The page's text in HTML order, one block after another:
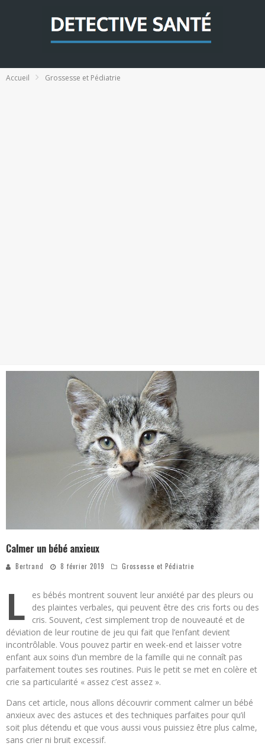
Accueil Grossesse et Pédiatrie
Calmer un bébé anxieux
Bertrand 8 février 2019 Grossesse et Pédiatrie
L
es bébés montrent souvent leur anxiété par des pleurs ou
des plaintes verbales, qui peuvent être des cris forts ou des
cris. Souvent, c’est simplement trop de nouveauté et de
déviation de leur routine de jeu qui fait que l’enfant devient
incontrôlable. Vous pouvez partir en week-end et laisser votre
enfant aux soins d’un membre de la famille qui ne connaît pas
parfaitement toutes ses routines. Puis le petit se met en colère et
crie sa particularité « assez c’est assez ».
Dans cet article, nous allons découvrir comment calmer un bébé
anxieux avec des astuces et des techniques parfaites pour qu’il
soit plus détendu et que vous aussi vous puissiez être plus calme,
sans crier ni bruit excessif.